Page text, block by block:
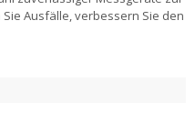
Ausfälle, verbessern Sie den